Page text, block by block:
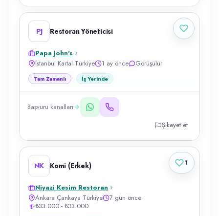
PJ Restoran Yöneticisi
Papa John's
İstanbul Kartal Türkiye
1 ay önce Görüşülür
Tam Zamanlı İş Yerinde
Başvuru kanalları
Şikayet et
NK Komi (Erkek)
Niyazi Kesim Restoran
Ankara Çankaya Türkiye
7 gün önce
₺33.000 - ₺33.000
1